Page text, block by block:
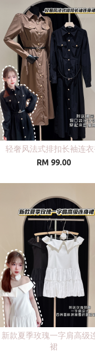
轻奢风法式排扣长袖连
RM 99.00
新款夏季玫瑰一字肩高级
裙